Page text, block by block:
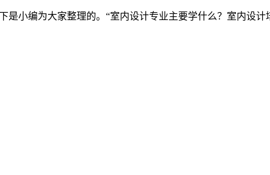
小编为大家整理的。“室内设计专业主要学什么？室内设